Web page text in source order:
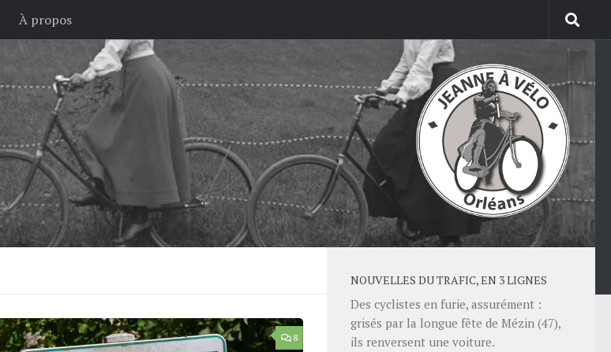
À propos
8
NOUVELLES DU TRAFIC, EN 3 LIGNES
Des cyclistes en furie, assurément :
grisés par la longue fête de Mézin (47),
ils renversent une voiture.